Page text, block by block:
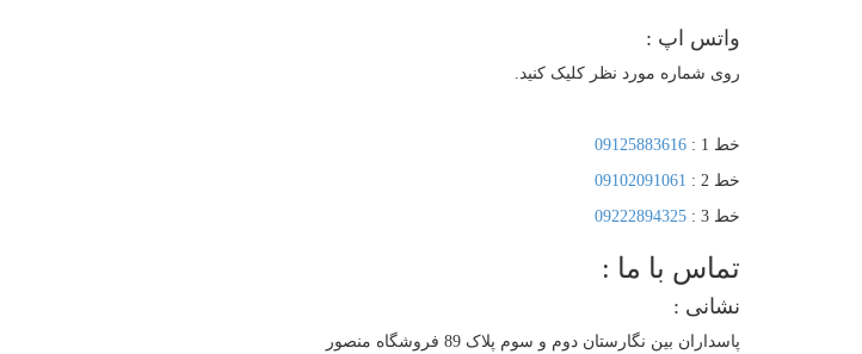
واتس اپ :
روی شماره مورد نظر کلیک کنید.
خط 1 :
09125883616
خط 2 :
09102091061
خط 3 :
09222894325
تماس با ما :
نشانی :
پاسداران بین نگارستان دوم و سوم پلاک 89 فروشگاه منصور